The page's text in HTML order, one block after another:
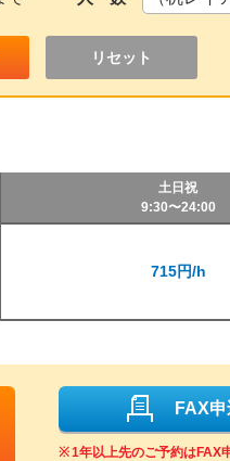
リセット
土日祝
9:30〜24:00
715円/h
FAX
1年以上先のご予約はFAX